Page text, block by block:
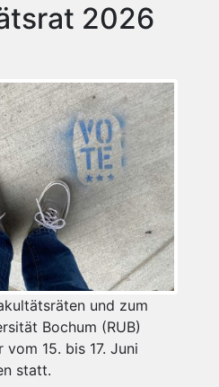
2026
und zum
Bochum (RUB)
15. bis 17. Juni
statt.